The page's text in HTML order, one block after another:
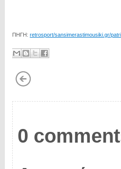
ΠΗΓΗ: retrosport/sansimerastimousiki.gr/
0